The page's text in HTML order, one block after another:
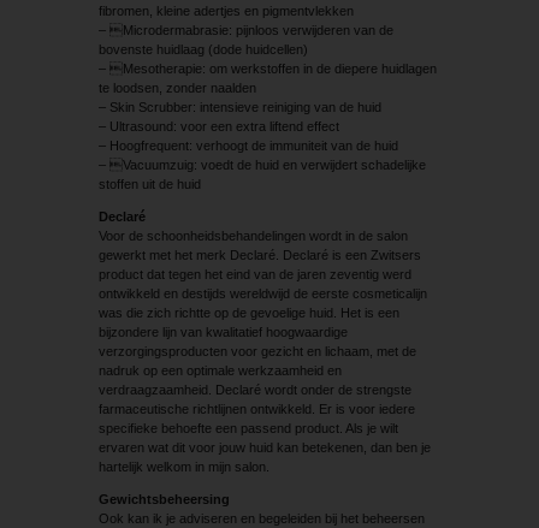
fibromen, kleine adertjes en pigmentvlekken
– Microdermabrasie: pijnloos verwijderen van de
bovenste huidlaag (dode huidcellen)
– Mesotherapie: om werkstoffen in de diepere huidlagen
te loodsen, zonder naalden
– Skin Scrubber: intensieve reiniging van de huid
– Ultrasound: voor een extra liftend effect
– Hoogfrequent: verhoogt de immuniteit van de huid
– Vacuumzuig: voedt de huid en verwijdert schadelijke
stoffen uit de huid
Declaré
Voor de schoonheidsbehandelingen wordt in de salon
gewerkt met het merk Declaré. Declaré is een Zwitsers
product dat tegen het eind van de jaren zeventig werd
ontwikkeld en destijds wereldwijd de eerste cosmeticalijn
was die zich richtte op de gevoelige huid. Het is een
bijzondere lijn van kwalitatief hoogwaardige
verzorgingsproducten voor gezicht en lichaam, met de
nadruk op een optimale werkzaamheid en
verdraagzaamheid. Declaré wordt onder de strengste
farmaceutische richtlijnen ontwikkeld. Er is voor iedere
specifieke behoefte een passend product. Als je wilt
ervaren wat dit voor jouw huid kan betekenen, dan ben je
hartelijk welkom in mijn salon.
Gewichtsbeheersing
Ook kan ik je adviseren en begeleiden bij het beheersen